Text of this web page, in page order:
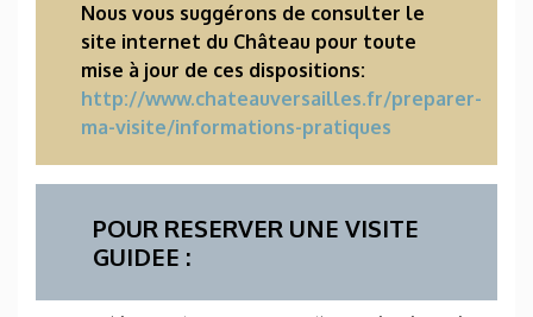
Nous vous suggérons de consulter le
site internet du Château pour toute
mise à jour de ces dispositions:
http://www.chateauversailles.fr/preparer-
ma-visite/informations-pratiques
POUR RESERVER UNE VISITE
GUIDEE :